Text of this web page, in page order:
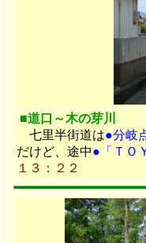
■道口～木の芽川
七里半街道は●分岐
だけど、途中●「ＴＯ
１３：２２